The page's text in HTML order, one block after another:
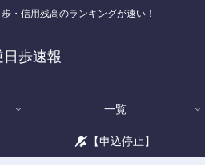
・信用残高のランキングが速い！
日歩速報
一覧
【申込停止】